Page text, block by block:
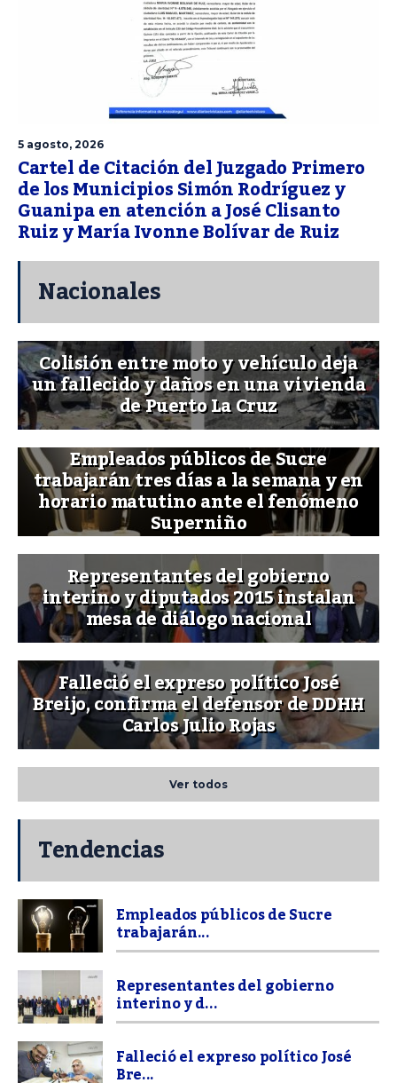
5 agosto, 2026
Cartel de Citación del Juzgado Primero
de los Municipios Simón Rodríguez y
Guanipa en atención a José Clisanto
Ruiz y María Ivonne Bolívar de Ruiz
Nacionales
Colisión entre moto y vehículo deja
un fallecido y daños en una vivienda
de Puerto La Cruz
Empleados públicos de Sucre
trabajarán tres días a la semana y en
horario matutino ante el fenómeno
Superniño
Representantes del gobierno
interino y diputados 2015 instalan
mesa de diálogo nacional
Falleció el expreso político José
Breijo, confirma el defensor de DDHH
Carlos Julio Rojas
Ver todos
Tendencias
Empleados públicos de Sucre
trabajarán...
Representantes del gobierno
interino y d...
Falleció el expreso político José
Bre...